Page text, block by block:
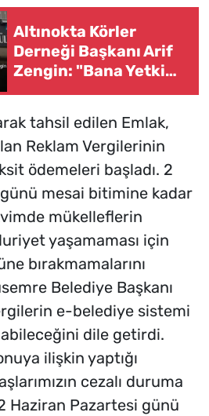
Altınokta Körler
Derneği Başkanı Arif
Zengin: "Bana Yetki
Verin, Bir Günde
Çözeyim"
tahsil edilen Emlak,
Reklam Vergilerinin
ödemeleri başladı. 2
mesai bitimine kadar
mükelleflerin
yaşamaması için
bırakmamalarını
Belediye Başkanı
e-belediye sistemi
dile getirdi.
ilişkin yaptığı
cezalı duruma
Haziran Pazartesi günü